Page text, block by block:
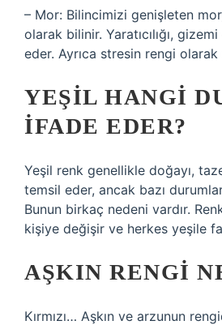
– Mor: Bilincimizi genişleten
olarak bilinir. Yaratıcılığı,
eder. Ayrıca stresin rengi olarak
YEŞIL HANGI
IFADE EDER?
Yeşil renk genellikle doğayı,
temsil eder, ancak bazı
Bunun birkaç nedeni vardır.
kişiye değişir ve herkes yeşile
AŞKIN RENGI
Kırmızı… Aşkın ve arzunun